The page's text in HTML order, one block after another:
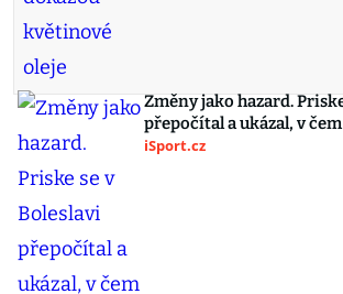
Změny jako hazard.
přepočítal a ukázal, v
iSport.cz